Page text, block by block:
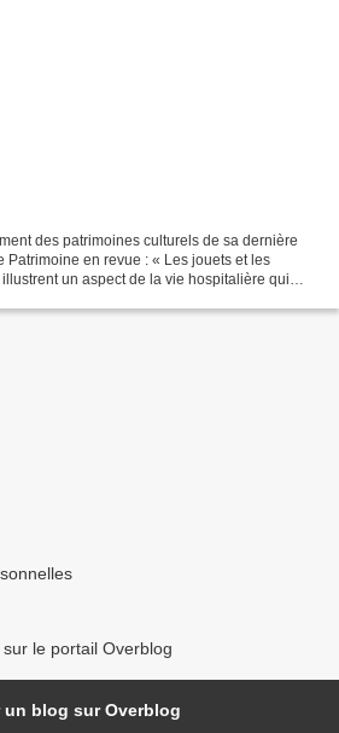
des patrimoines culturels de sa dernière
Patrimoine en revue : « Les jouets et les
un aspect de la vie hospitalière qui
le portail Overblog
un blog sur Overblog